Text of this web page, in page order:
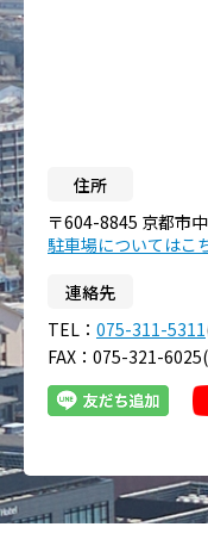
住所
〒604-8845 京都市
駐車場についてはこ
連絡先
TEL： 075-311-5311
FAX：075-321-